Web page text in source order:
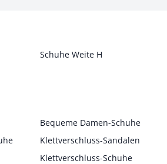
Schuhe Weite H
Bequeme Damen-Schuhe
Klettverschluss-Sandalen
Klettverschluss-Schuhe